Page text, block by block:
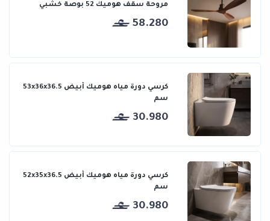
مروحة سقف هوميك 52 بوصة خشبي
58.280
كرسي دورة مياه هوميك أبيض 53x36x36.5
سم
30.980
كرسي دورة مياه هوميك أبيض 52x35x36.5
سم
30.980